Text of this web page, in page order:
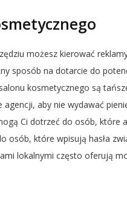
możesz kierować
sposób na dotarcie do
kosmetycznego są
aby nie wydawać
Ci dotrzeć do osób,
które wpisują hasła
lokalnymi często oferują